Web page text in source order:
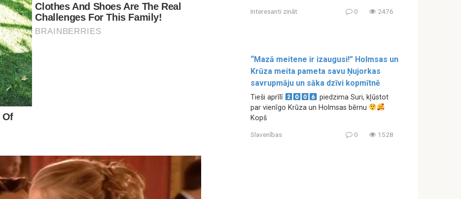
Interesanti zināt 0 2476
“Mazā meitene ir izaugusi!” Holmsas un
Krūza meita pameta savu Ņujorkas
savrupmāju un sāka dzīvi kopmītnē
Tieši aprīlī
piedzima Suri, kļūstot
par vienīgo Krūza un Holmsas bērnu
Kopš
Slavenības 0 1528